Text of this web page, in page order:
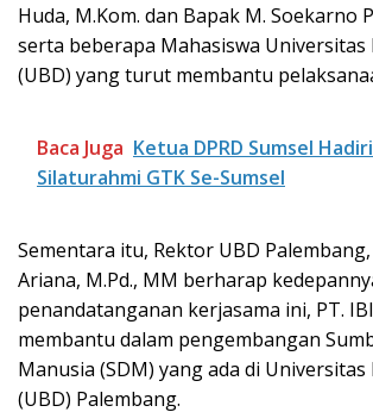
Huda, M.Kom. dan Bapak M. Soekarno
serta beberapa Mahasiswa Universitas
(UBD) yang turut membantu
Baca Juga Ketua DPRD Sumsel
Silaturahmi GTK Se-Sumsel
Sementara itu, Rektor UBD
Ariana, M.Pd., MM berharap
penandatanganan kerjasama ini, PT.
membantu dalam pengembangan
Manusia (SDM) yang ada di Universitas
(UBD) Palembang.